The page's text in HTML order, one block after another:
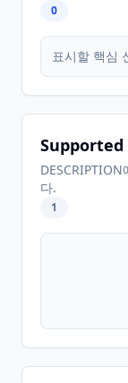
0
표시할 핵심
Supported
다.
1